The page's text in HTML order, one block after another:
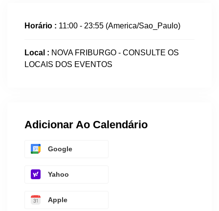
Horário : 11:00 - 23:55 (America/Sao_Paulo)
Local : NOVA FRIBURGO - CONSULTE OS
LOCAIS DOS EVENTOS
Adicionar Ao Calendário
Google
Yahoo
Apple